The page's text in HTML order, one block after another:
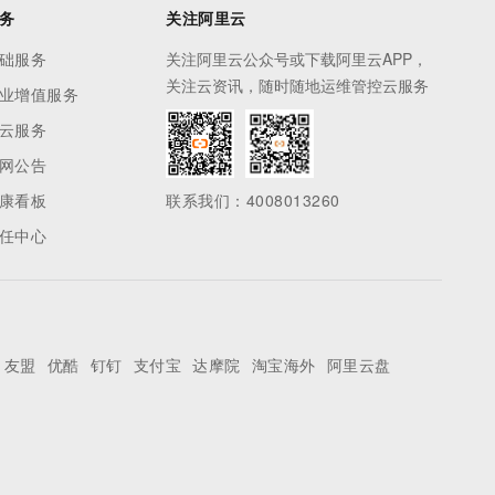
服务
增值服务
服务
公告
看板
中心
关注阿里云
关注阿里云公众号或下载阿里云APP，
关注云资讯，随时随地运维管控云服务
联系我们：4008013260
友盟 优酷 钉钉 支付宝 达摩院 淘宝海外 阿里云盘